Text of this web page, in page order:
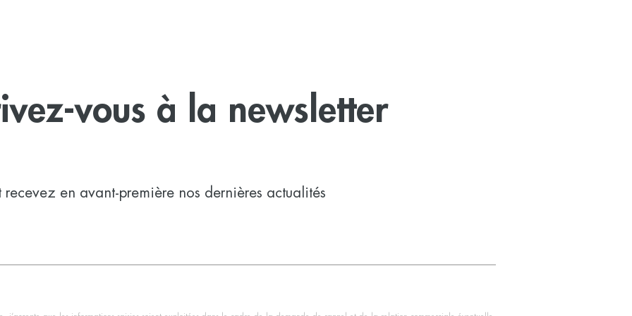
vous à la newsletter
recevez en avant-première nos dernières actualités